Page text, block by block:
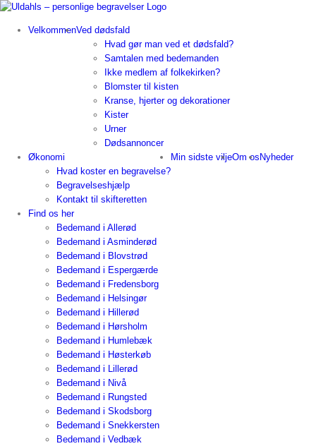
Skip
content VelkommenVed dødsfald
Hvad gør man ved et dødsfald?
Samtalen med bedemanden
Ikke medlem af folkekirken?
Blomster til kisten
Kranse, hjerter og dekorationer
Kister
Urner
Dødsannoncer
Økonomi
Hvad koster en begravelse?
Begravelseshjælp
Kontakt til skifteretten
Min sidste viljeOm os Nyheder
Find os her
Bedemand i Allerød
Bedemand i Asminderød
Bedemand i Blovstrød
Bedemand i Espergærde
Bedemand i Fredensborg
Bedemand i Helsingør
Bedemand i Hillerød
Bedemand i Hørsholm
Bedemand i Humlebæk
Bedemand i Høsterkøb
Bedemand i Lillerød
Bedemand i Nivå
Bedemand i Rungsted
Bedemand i Skodsborg
Bedemand i Snekkersten
Bedemand i Vedbæk